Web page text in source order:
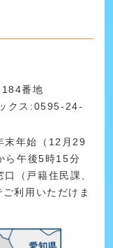
番地
クス:0595-24-
末年始（12月29
ら午後5時15分
（戸籍住民課、
利用いただけま